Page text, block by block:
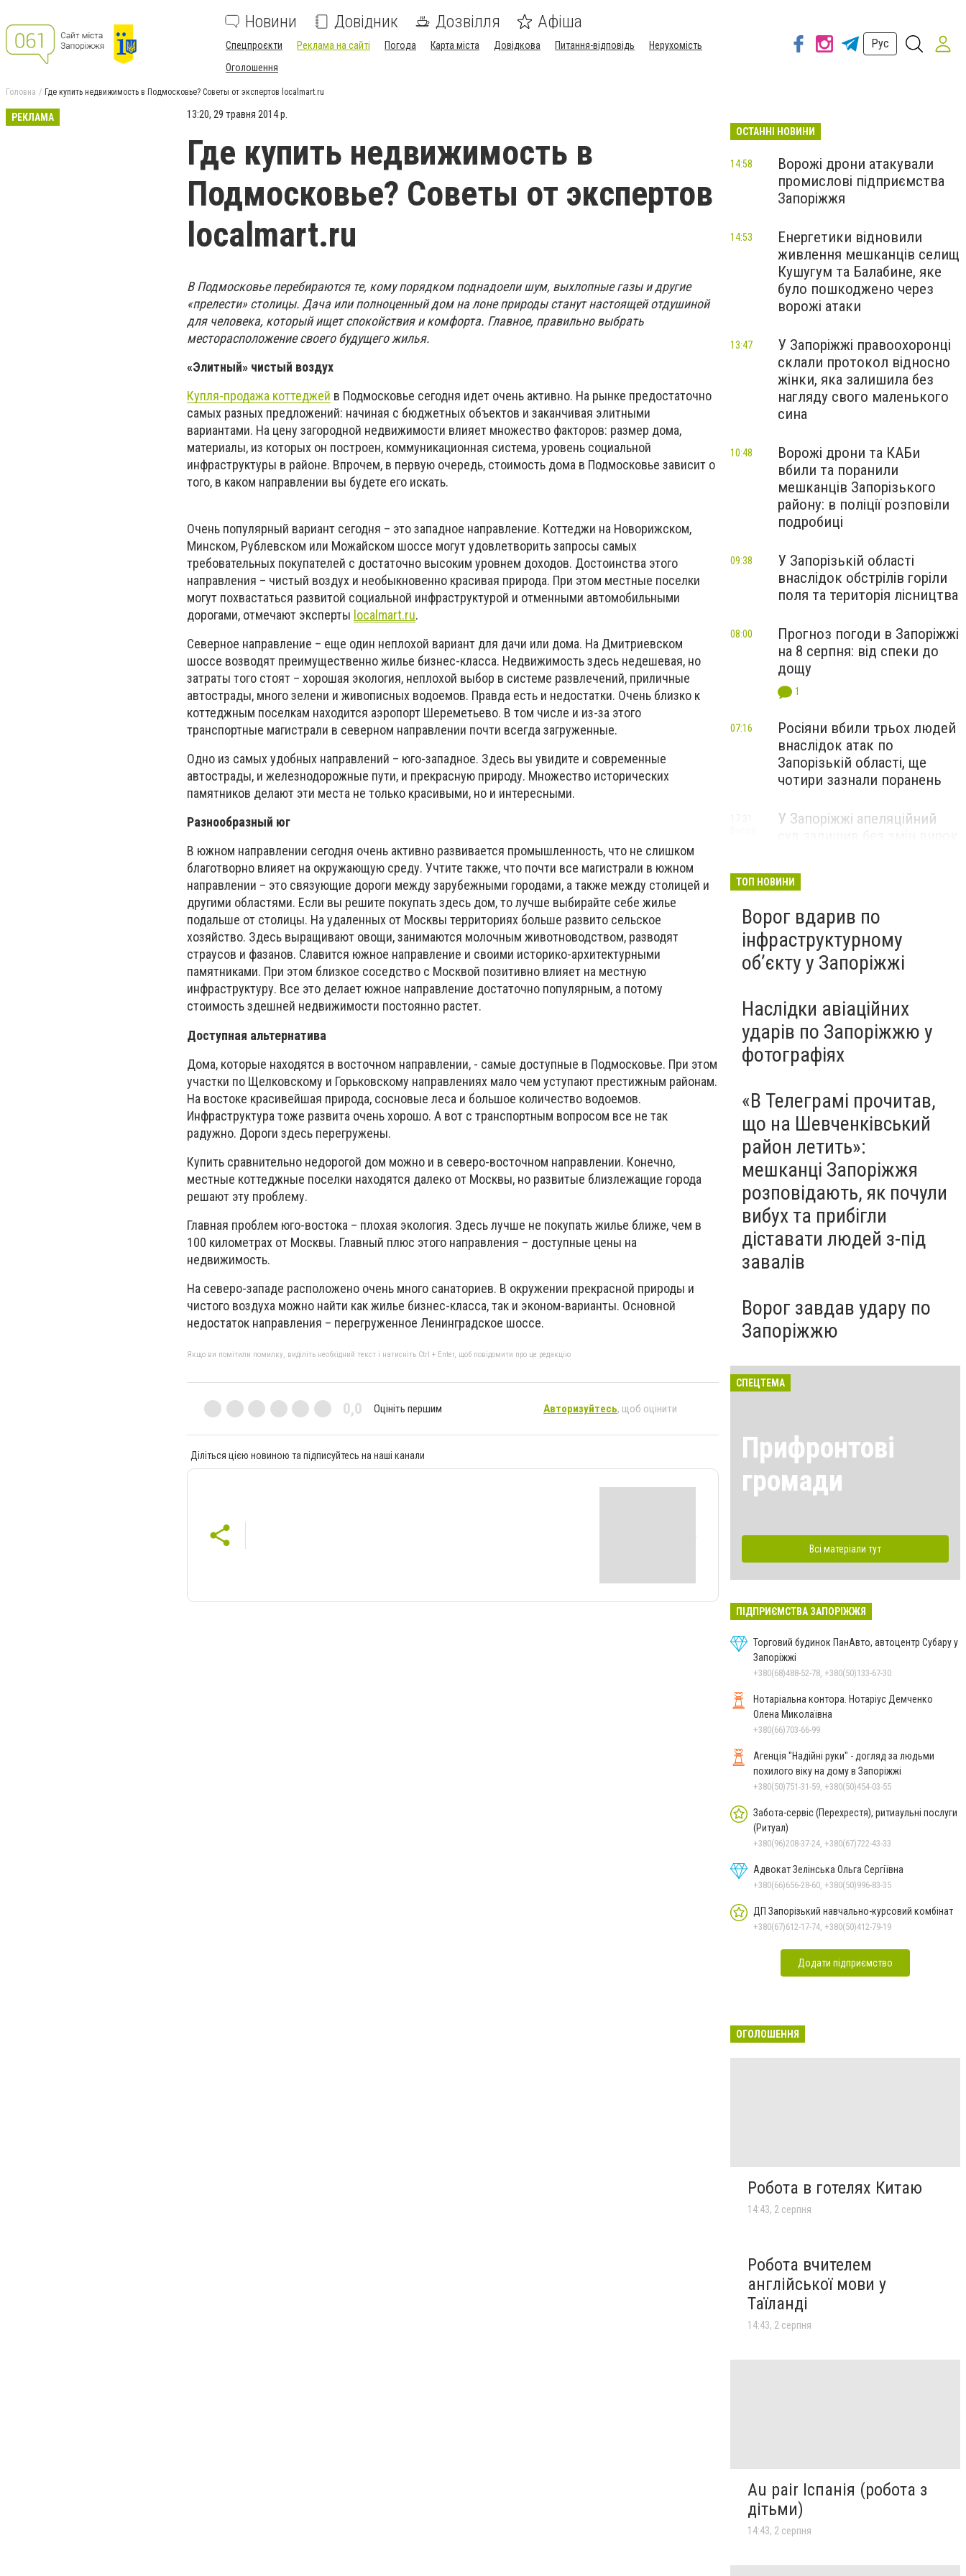
Новини Довідник Дозвілля Афіша
Спецпроєкти Реклама на сайті Погода Карта міста Довідкова Питання-відповідь
Нерухомість
Оголошення
Рус
Головна Где купить недвижимость в Подмосковье? Советы от экспертов localmart.ru
РЕКЛАМА 13:20, 29 травня 2014 р.
Где купить недвижимость в
Подмосковье? Советы от экспертов
localmart.ru
В Подмосковье перебираются те, кому порядком поднадоели шум, выхлопные газы и другие
«прелести» столицы. Дача или полноценный дом на лоне природы станут настоящей отдушиной
для человека, который ищет спокойствия и комфорта. Главное, правильно выбрать
месторасположение своего будущего жилья.
«Элитный» чистый воздух
Купля-продажа коттеджей в Подмосковье сегодня идет очень активно. На рынке предостаточно
самых разных предложений: начиная с бюджетных объектов и заканчивая элитными
вариантами. На цену загородной недвижимости влияет множество факторов: размер дома,
материалы, из которых он построен, коммуникационная система, уровень социальной
инфраструктуры в районе. Впрочем, в первую очередь, стоимость дома в Подмосковье зависит о
того, в каком направлении вы будете его искать.
Очень популярный вариант сегодня – это западное направление. Коттеджи на Новорижском,
Минском, Рублевском или Можайском шоссе могут удовлетворить запросы самых
требовательных покупателей с достаточно высоким уровнем доходов. Достоинства этого
направления – чистый воздух и необыкновенно красивая природа. При этом местные поселки
могут похвастаться развитой социальной инфраструктурой и отменными автомобильными
дорогами, отмечают эксперты localmart.ru.
Северное направление – еще один неплохой вариант для дачи или дома. На Дмитриевском
шоссе возводят преимущественно жилье бизнес-класса. Недвижимость здесь недешевая, но
затраты того стоят – хорошая экология, неплохой выбор в системе развлечений, приличные
автострады, много зелени и живописных водоемов. Правда есть и недостатки. Очень близко к
коттеджным поселкам находится аэропорт Шереметьево. В том числе и из-за этого
транспортные магистрали в северном направлении почти всегда загруженные.
Одно из самых удобных направлений – юго-западное. Здесь вы увидите и современные
автострады, и железнодорожные пути, и прекрасную природу. Множество исторических
памятников делают эти места не только красивыми, но и интересными.
Разнообразный юг
В южном направлении сегодня очень активно развивается промышленность, что не слишком
благотворно влияет на окружающую среду. Учтите также, что почти все магистрали в южном
направлении – это связующие дороги между зарубежными городами, а также между столицей и
другими областями. Если вы решите покупать здесь дом, то лучше выбирайте себе жилье
подальше от столицы. На удаленных от Москвы территориях больше развито сельское
хозяйство. Здесь выращивают овощи, занимаются молочным животноводством, разводят
страусов и фазанов. Славится южное направление и своими историко-архитектурными
памятниками. При этом близкое соседство с Москвой позитивно влияет на местную
инфраструктуру. Все это делает южное направление достаточно популярным, а потому
стоимость здешней недвижимости постоянно растет.
Доступная альтернатива
Дома, которые находятся в восточном направлении, - самые доступные в Подмосковье. При этом
участки по Щелковскому и Горьковскому направлениях мало чем уступают престижным районам.
На востоке красивейшая природа, сосновые леса и большое количество водоемов.
Инфраструктура тоже развита очень хорошо. А вот с транспортным вопросом все не так
радужно. Дороги здесь перегружены.
Купить сравнительно недорогой дом можно и в северо-восточном направлении. Конечно,
местные коттеджные поселки находятся далеко от Москвы, но развитые близлежащие города
решают эту проблему.
Главная проблем юго-востока – плохая экология. Здесь лучше не покупать жилье ближе, чем в
100 километрах от Москвы. Главный плюс этого направления – доступные цены на
недвижимость.
На северо-западе расположено очень много санаториев. В окружении прекрасной природы и
чистого воздуха можно найти как жилье бизнес-класса, так и эконом-варианты. Основной
недостаток направления – перегруженное Ленинградское шоссе.
Якщо ви помітили помилку, виділіть необхідний текст і натисніть Ctrl + Enter, щоб повідомити про це редакцію
0,0 Оцініть першим Авторизуйтесь, щоб оцінити
Діліться цією новиною та підписуйтесь на наші канали
ОСТАННІ НОВИНИ
Ворожі дрони атакували
промислові підприємства
Запоріжжя
14:58
Енергетики відновили
живлення мешканців селищ
Кушугум та Балабине, яке
було пошкоджено через
ворожі атаки
14:53
У Запоріжжі правоохоронці
склали протокол відносно
жінки, яка залишила без
нагляду свого маленького
сина
13:47
Ворожі дрони та КАБи
вбили та поранили
мешканців Запорізького
району: в поліції розповіли
подробиці
10:48
У Запорізькій області
внаслідок обстрілів горіли
поля та територія лісництва
09:38
Прогноз погоди в Запоріжжі
на 8 серпня: від спеки до
дощу
1
08:00
Росіяни вбили трьох людей
внаслідок атак по
Запорізькій області, ще
чотири зазнали поранень
07:16
У Запоріжжі апеляційний
зґвалтування двох
малолітніх падчерок
ТОП НОВИНИ
Ворог вдарив по
інфраструктурному
обʼєкту у Запоріжжі
Наслідки авіаційних
ударів по Запоріжжю у
фотографіях
«В Телеграмі прочитав,
що на Шевченківський
район летить»:
мешканці Запоріжжя
розповідають, як почули
вибух та прибігли
діставати людей з-під
завалів
Ворог завдав удару по
Запоріжжю
СПЕЦТЕМА
Прифронтові
громади
Всі матеріали тут
ПІДПРИЄМСТВА ЗАПОРІЖЖЯ
Торговий будинок ПанАвто, автоцентр Субару у
Запоріжжі
+380(68)488-52-78, +380(50)133-67-30
Нотаріальна контора. Нотаріус Демченко
Олена Миколаївна
+380(66)703-66-99
Агенція "Надійні руки" - догляд за людьми
похилого віку на дому в Запоріжжі
+380(50)751-31-59, +380(50)454-03-55
Забота-сервіс (Перехрестя), ритиаульні послуги
(Ритуал)
+380(96)208-37-24, +380(67)722-43-33
Адвокат Зелінська Ольга Сергіївна
+380(66)656-28-60, +380(50)996-83-35
ДП Запорізький навчально-курсовий комбінат
+380(67)612-17-74, +380(50)412-79-19
Додати підприємство
ОГОЛОШЕННЯ
Робота в готелях Китаю
14:43, 2 серпня
Робота вчителем
англійської мови у
Таїланді
14:43, 2 серпня
Au pair Іспанія (робота з
дітьми)
14:43, 2 серпня